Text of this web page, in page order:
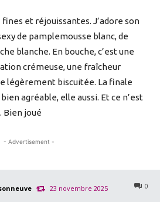
et réjouissantes. J’adore son
de pamplemousse blanc, de
blanche. En bouche, c’est une
crémeuse, une fraîcheur
légèrement biscuitée. La finale
agréable, elle aussi. Et ce n’est
Bien joué
- Advertisement -
0
23 novembre 2025